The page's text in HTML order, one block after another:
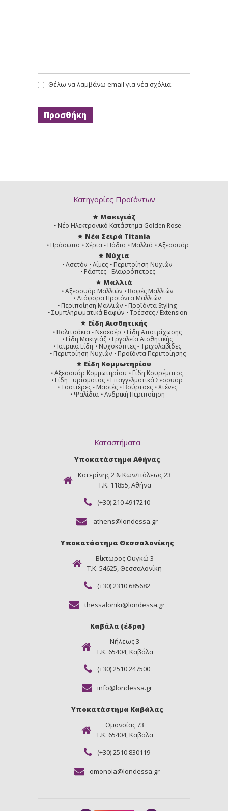
Θέλω να λαμβάνω email για νέα σχόλια.
Κατηγορίες Προϊόντων
Μακιγιάζ
Νέο Ηλεκτρονικό Κατάστημα Golden Rose
Νέα Σειρά Titania
Πρόσωπο Χέρια - Πόδια Μαλλιά Αξεσουάρ
Νύχια
Ασετόν Λίμες
Περιποίηση Νυχιών
Ράσπες - Ελαφρόπετρες
Μαλλιά
Αξεσουάρ Μαλλιών
Βαφές Μαλλιών
Διάφορα Προϊόντα Μαλλιών
Περιποίηση Μαλλιών
Προϊόντα Styling
Συμπληρωματικά Βαφών
Τρέσσες / Extension
Είδη Αισθητικής
Βαλιτσάκια - Νεσεσέρ
Είδη Αποτρίχωσης
Είδη Μακιγιάζ
Εργαλεία Αισθητικής
Ιατρικά Είδη
Νυχοκόπτες - Τριχολαβίδες
Περιποίηση Νυχιών
Προϊόντα Περιποίησης
Είδη Κομμωτηρίου
Αξεσουάρ Κομμωτηρίου
Είδη Κουρέματος
Είδη Ξυρίσματος
Επαγγελματικά Σεσουάρ
Τοστιέρες - Μασιές
Βούρτσες
Χτένες
Ψαλίδια
Ανδρική Περιποίηση
Καταστήματα
Υποκατάστημα Αθήνας
Κατερίνης 2 & Κων/πόλεως 23
Τ.Κ. 11855, Αθήνα
(+30) 210 4917210
athens@londessa.gr
Υποκατάστημα Θεσσαλονίκης
Βίκτωρος Ουγκώ 3
Τ.Κ. 54625, Θεσσαλονίκη
(+30) 2310 685682
thessaloniki@londessa.gr
Καβάλα (έδρα)
Νήλεως 3
Τ.Κ. 65404, Καβάλα
(+30) 2510 247500
info@londessa.gr
Υποκατάστημα Καβάλας
Ομονοίας 73
Τ.Κ. 65404, Καβάλα
(+30) 2510 830119
omonoia@londessa.gr